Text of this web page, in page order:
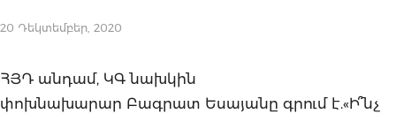
20 Դեկտեմբեր, 2020
ՀՅԴ անդամ, ԿԳ նախկին
փոխնախարար Բագրատ Եսայանը գրում է.«Ի՞նչ